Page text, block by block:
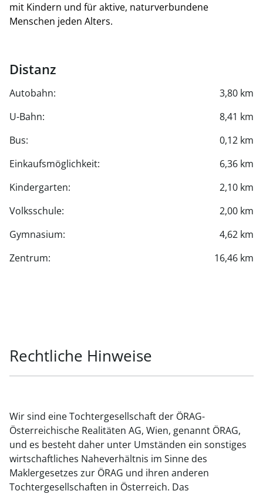
mit Kindern und für aktive, naturverbundene
Menschen jeden Alters.
Distanz
Autobahn:
3,80 km
U-Bahn:
8,41 km
Bus:
0,12 km
Einkaufsmöglichkeit:
6,36 km
Kindergarten:
2,10 km
Volksschule:
2,00 km
Gymnasium:
4,62 km
Zentrum:
16,46 km
Rechtliche Hinweise
Wir sind eine Tochtergesellschaft der ÖRAG-
Österreichische Realitäten AG, Wien, genannt ÖRAG,
und es besteht daher unter Umständen ein sonstiges
wirtschaftliches Naheverhältnis im Sinne des
Maklergesetzes zur ÖRAG und ihren anderen
Tochtergesellschaften in Österreich. Das